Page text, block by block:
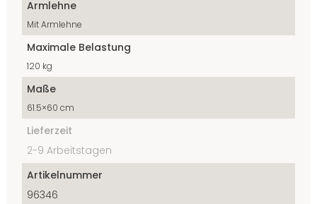
Armlehne
Mit Armlehne
Maximale Belastung
120 kg
Maße
61.5×60 cm
Lieferzeit
2-9 Arbeitstagen
Artikelnummer
96346